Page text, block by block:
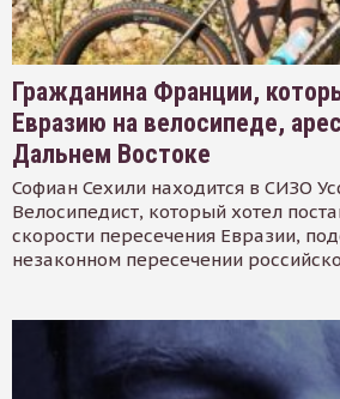
Гражданина Франции,
Евразию на велосипеде,
Дальнем Востоке
Софиан Сехили находится в СИЗО
Велосипедист, который хотел
скорости пересечения Евразии,
незаконном пересечении